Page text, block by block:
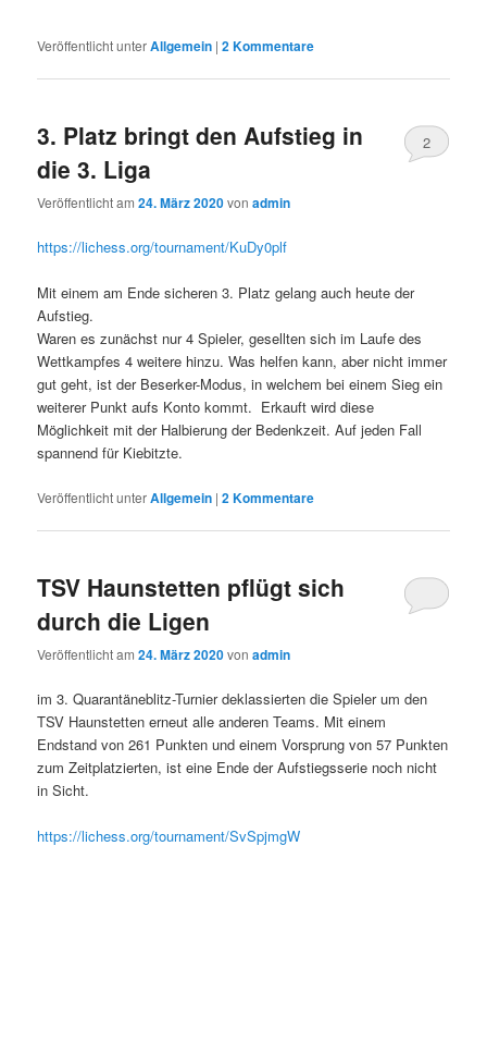
Veröffentlicht unterAllgemein |2Kommentare
3. Platz bringt den Aufstieg in
die 3. Liga
Veröffentlicht am24. März 2020vonadmin
2
https://lichess.org/tournament/KuDy0plf
Mit einem am Ende sicheren 3. Platz gelang auch heute der
Aufstieg.
Waren es zunächst nur 4 Spieler, gesellten sich im Laufe des
Wettkampfes 4 weitere hinzu. Was helfen kann, aber nicht immer
gut geht, ist der Beserker-Modus, in welchem bei einem Sieg ein
weiterer Punkt aufs Konto kommt. Erkauft wird diese
Möglichkeit mit der Halbierung der Bedenkzeit. Auf jeden Fall
spannend für Kiebitzte.
Veröffentlicht unterAllgemein |2Kommentare
TSV Haunstetten pflügt sich
durch die Ligen
Veröffentlicht am24. März 2020vonadmin
im 3. Quarantäneblitz-Turnier deklassierten die Spieler um den
TSV Haunstetten erneut alle anderen Teams. Mit einem
Endstand von 261 Punkten und einem Vorsprung von 57 Punkten
zum Zeitplatzierten, ist eine Ende der Aufstiegsserie noch nicht
in Sicht.
https://lichess.org/tournament/SvSpjmgW